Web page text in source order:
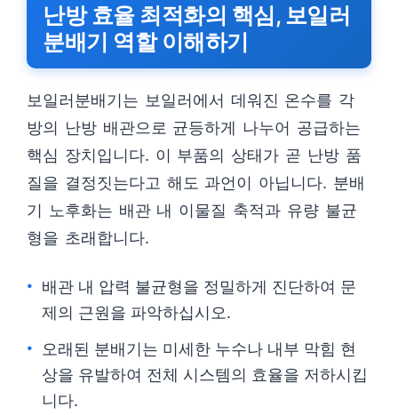
난방 효율 최적화의 핵심, 보일러
분배기 역할 이해하기
보일러분배기는 보일러에서 데워진 온수를 각
방의 난방 배관으로 균등하게 나누어 공급하는
핵심 장치입니다. 이 부품의 상태가 곧 난방 품
질을 결정짓는다고 해도 과언이 아닙니다. 분배
기 노후화는 배관 내 이물질 축적과 유량 불균
형을 초래합니다.
배관 내 압력 불균형을 정밀하게 진단하여 문
제의 근원을 파악하십시오.
오래된 분배기는 미세한 누수나 내부 막힘 현
상을 유발하여 전체 시스템의 효율을 저하시킵
니다.